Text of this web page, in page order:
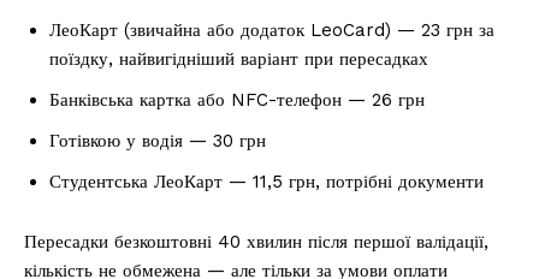
ЛеоКарт (звичайна або додаток LeoCard) — 23 грн за
поїздку, найвигідніший варіант при пересадках
Банківська картка або NFC-телефон — 26 грн
Готівкою у водія — 30 грн
Студентська ЛеоКарт — 11,5 грн, потрібні документи
Пересадки безкоштовні 40 хвилин після першої валідації,
кількість не обмежена — але тільки за умови оплати